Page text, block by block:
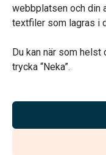
webbplatsen och din
textfiler som lagras i
Du kan när som
trycka “Neka”.
Vi är auktoriserade
har högt ställda